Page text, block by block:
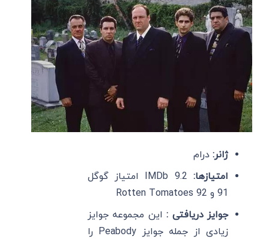
ژانر: درام
امتیازها:
IMDb 9.2 امتیاز گوگل
91 و Rotten Tomatoes 92
جوایز دریافتی :این مجموعه جوایز
زیادی از جمله جوایز Peabody را